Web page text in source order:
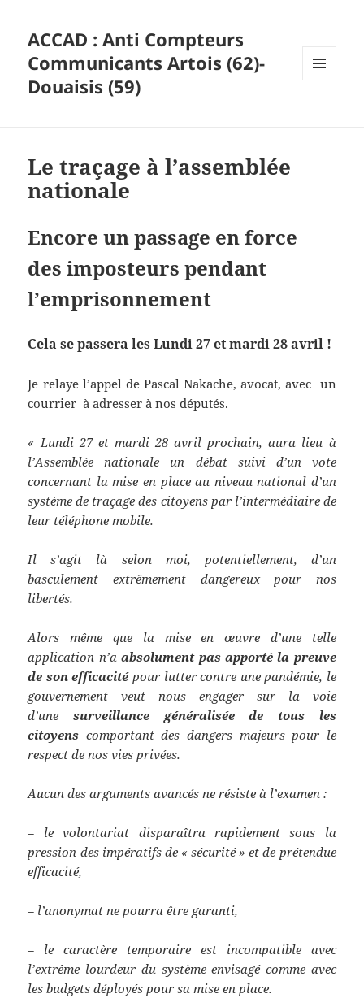
ACCAD : Anti Compteurs
Communicants Artois (62)-
Douaisis (59)
Le traçage à l’assemblée
nationale
Encore un passage en force
des imposteurs pendant
l’emprisonnement
Cela se passera les Lundi 27 et mardi 28 avril !
Je relaye l’appel de Pascal Nakache, avocat, avec un
courrier à adresser à nos députés.
« Lundi 27 et mardi 28 avril prochain, aura lieu à
l’Assemblée nationale un débat suivi d’un vote
concernant la mise en place au niveau national d’un
système de traçage des citoyens par l’intermédiaire de
leur téléphone mobile.
Il s’agit là selon moi, potentiellement, d’un
basculement extrêmement dangereux pour nos
libertés.
Alors même que la mise en œuvre d’une telle
application n’aabsolument pas apporté la preuve
de son efficacitépour lutter contre une pandémie, le
gouvernement veut nous engager sur la voie
d’unesurveillance généralisée de tous les
citoyens comportant des dangers majeurs pour le
respect de nos vies privées.
Aucun des arguments avancés ne résiste à l’examen :
– le volontariat disparaîtra rapidement sous la
pression des impératifs de « sécurité » et de prétendue
efficacité,
– l’anonymat ne pourra être garanti,
– le caractère temporaire est incompatible avec
l’extrême lourdeur du système envisagé comme avec
les budgets déployés pour sa mise en place.